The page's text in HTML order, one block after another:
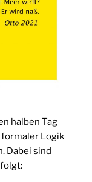
halben Tag
Logik
Dabei sind